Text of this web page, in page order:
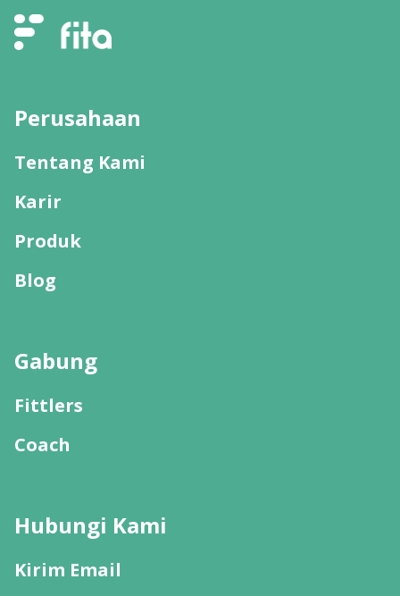
Perusahaan
Tentang Kami
Karir
Produk
Blog
Gabung
Fittlers
Coach
Hubungi Kami
Kirim Email